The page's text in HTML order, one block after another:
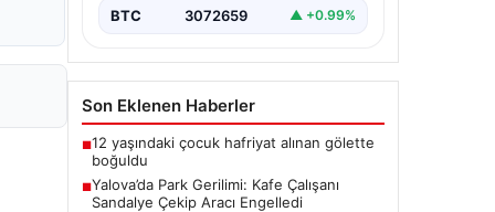
BTC 3072659 ▲ +0.99%
Son Eklenen Haberler
■12 yaşındaki çocuk hafriyat alınan gölette
boğuldu
■Yalova’da Park Gerilimi: Kafe Çalışanı
Sandalye Çekip Aracı Engelledi